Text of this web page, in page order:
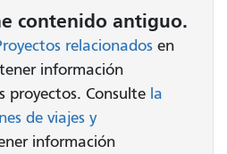
contenido antiguo.
relacionados en
información
proyectos. Consulte la
de viajes y
información